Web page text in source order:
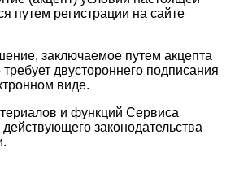
путем регистрации на сайте
заключаемое путем акцепта
двустороннего подписания
виде.
и функций Сервиса
законодательства